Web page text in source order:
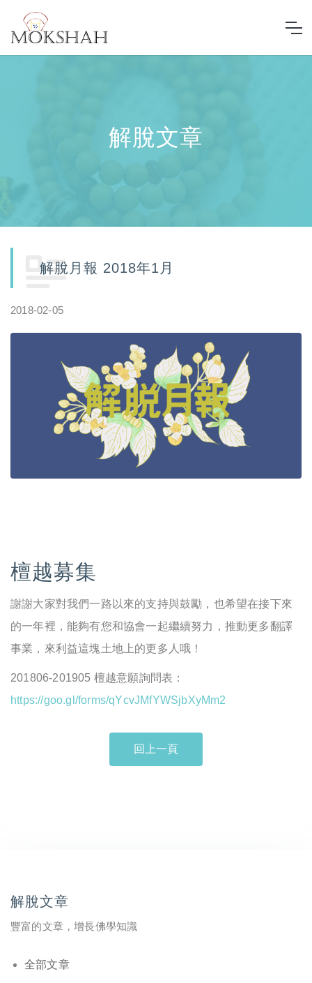
解脫文章
解脫月報 2018年1月
2018-02-05
檀越募集
謝謝大家對我們一路以來的支持與鼓勵，也希望在接下來
的一年裡，能夠有您和協會一起繼續努力，推動更多翻譯
事業，來利益這塊土地上的更多人哦！
201806-201905 檀越意願詢問表：
https://goo.gl/forms/qYcvJMfYWSjbXyMm2
回上一頁
解脫文章
豐富的文章，增長佛學知識
全部文章